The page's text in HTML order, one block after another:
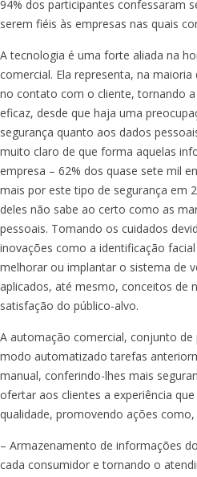
94% dos participantes confessaram
serem fiéis às empresas nas quais
A tecnologia é uma forte aliada na
comercial. Ela representa, na
no contato com o cliente, tornando
eficaz, desde que haja uma
segurança quanto aos dados
muito claro de que forma aquelas
empresa – 62% dos quase sete mil
mais por este tipo de segurança em
deles não sabe ao certo como as
pessoais. Tomando os cuidados
inovações como a identificação
melhorar ou implantar o sistema de
aplicados, até mesmo, conceitos de
satisfação do público-alvo.
A automação comercial, conjunto
modo automatizado tarefas
manual, conferindo-lhes mais
ofertar aos clientes a experiência
qualidade, promovendo ações
– Armazenamento de informações
cada consumidor e tornando o